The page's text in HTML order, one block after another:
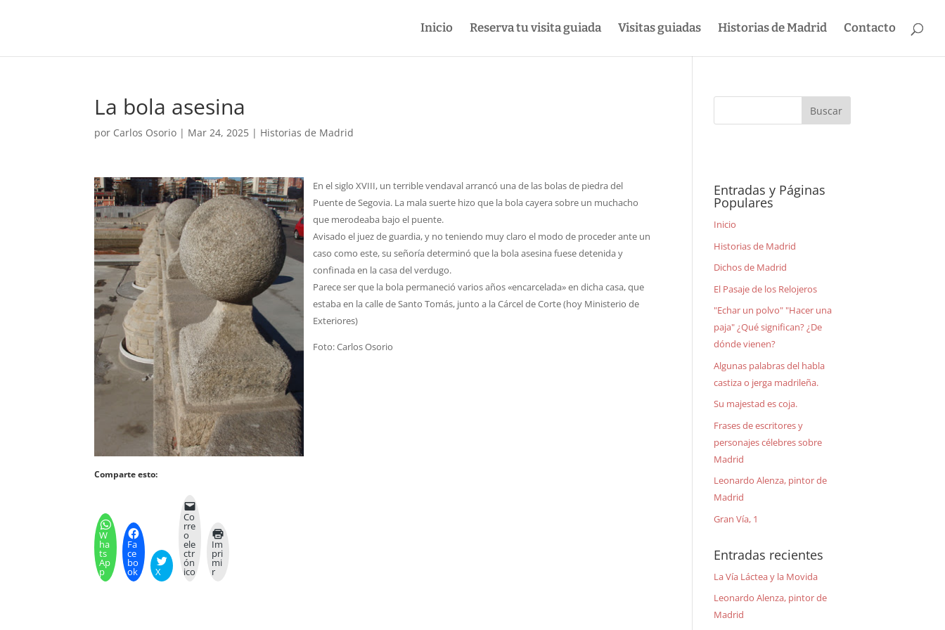
Inicio Reserva tu visita guiada Visitas guiadas Historias de Madrid Contacto
La bola asesina
por Carlos Osorio | Mar 24, 2025 | Historias de Madrid
En el siglo XVIII, un terrible vendaval arrancó una de las bolas de piedra del
Puente de Segovia. La mala suerte hizo que la bola cayera sobre un muchacho
que merodeaba bajo el puente.
Avisado el juez de guardia, y no teniendo muy claro el modo de proceder ante un
caso como este, su señoría determinó que la bola asesina fuese detenida y
confinada en la casa del verdugo.
Parece ser que la bola permaneció varios años «encarcelada» en dicha casa, que
estaba en la calle de Santo Tomás, junto a la Cárcel de Corte (hoy Ministerio de
Exteriores)
Foto: Carlos Osorio
Comparte esto:
W
ha
ts
Ap
p
Fa
ce
bo
ok X
Co
rre
o
ele
ctr
ón
ico
Im
pri
mi
r
Entradas y Páginas
Populares
Inicio
Historias de Madrid
Dichos de Madrid
El Pasaje de los Relojeros
"Echar un polvo" "Hacer una
paja" ¿Qué significan? ¿De
dónde vienen?
Algunas palabras del habla
castiza o jerga madrileña.
Su majestad es coja.
Frases de escritores y
personajes célebres sobre
Madrid
Leonardo Alenza, pintor de
Madrid
Gran Vía, 1
Entradas recientes
La Vía Láctea y la Movida
Leonardo Alenza, pintor de
Madrid